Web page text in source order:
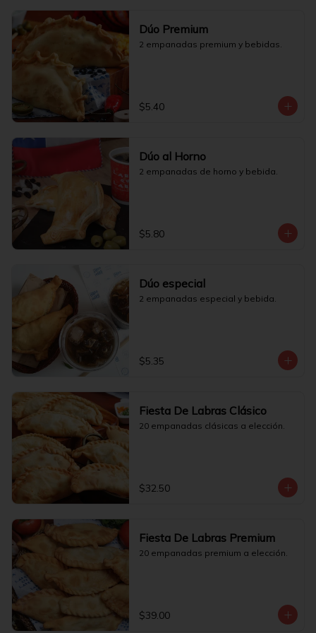
Dúo Premium
2 empanadas premium y bebidas.
$5.40
Dúo al Horno
2 empanadas de horno y bebida.
$5.80
Dúo especial
2 empanadas especial y bebida.
$5.35
Fiesta De Labras Clásico
20 empanadas clásicas a elección.
$32.50
Fiesta De Labras Premium
20 empanadas premium a elección.
$39.00